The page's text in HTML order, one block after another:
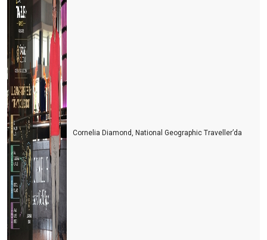
Cornelia Diamond, National Geographic Traveller’da